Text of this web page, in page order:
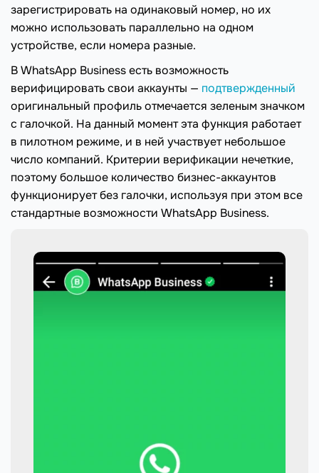
зарегистрировать на одинаковый номер, но их
можно использовать параллельно на одном
устройстве, если номера разные.
В WhatsApp Business есть возможность
верифицировать свои аккаунты — подтвержденный
оригинальный профиль отмечается зеленым значком
с галочкой. На данный момент эта функция работает
в пилотном режиме, и в ней участвует небольшое
число компаний. Критерии верификации нечеткие,
поэтому большое количество бизнес-аккаунтов
функционирует без галочки, используя при этом все
стандартные возможности WhatsApp Business.